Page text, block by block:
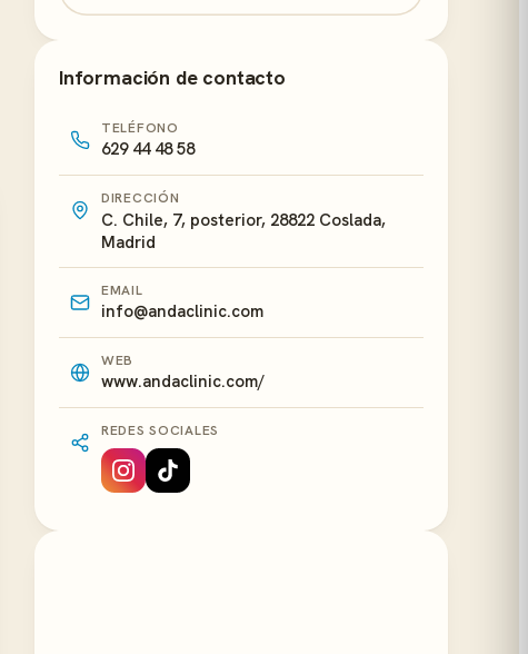
Información de contacto
TELÉFONO
629 44 48 58
DIRECCIÓN
C. Chile, 7, posterior, 28822 Coslada,
Madrid
EMAIL
info@andaclinic.com
WEB
www.andaclinic.com/
REDES SOCIALES